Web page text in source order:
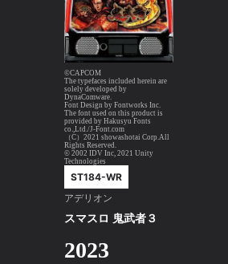
©CAPCOM
The typefaces included herein are
solely developed by
DynaComware.
Font Design by Fontworks Inc.
The font used on this product is
provided by Hakusyu Fonts
co.,Ltd./J-Font.com
（C）2021 showashotai Corp.All
Rights Reserved.
© 2002 IDV Inc, 2021 Unity
Technologies
ST184-WR
アデリオン
スマスロ 鬼武者３
2023